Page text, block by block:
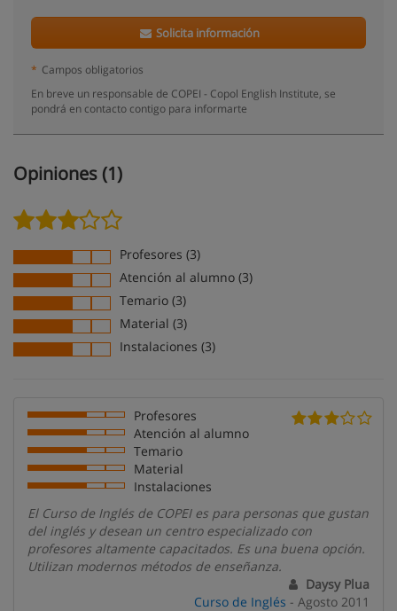
Solicita información
* Campos obligatorios
En breve un responsable de COPEI - Copol English Institute, se
pondrá en contacto contigo para informarte
Opiniones (1)
Profesores (3)
Atención al alumno (3)
Temario (3)
Material (3)
Instalaciones (3)
Profesores
Atención al alumno
Temario
Material
Instalaciones
El Curso de Inglés de COPEI es para personas que gustan
del inglés y desean un centro especializado con
profesores altamente capacitados. Es una buena opción.
Utilizan modernos métodos de enseñanza.
Daysy Plua
Curso de Inglés - Agosto 2011